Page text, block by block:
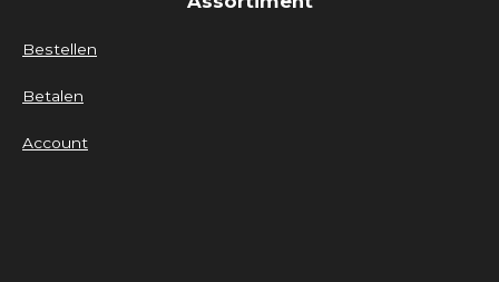
Bestellen
Betalen
Account